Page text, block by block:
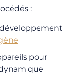
:
pour